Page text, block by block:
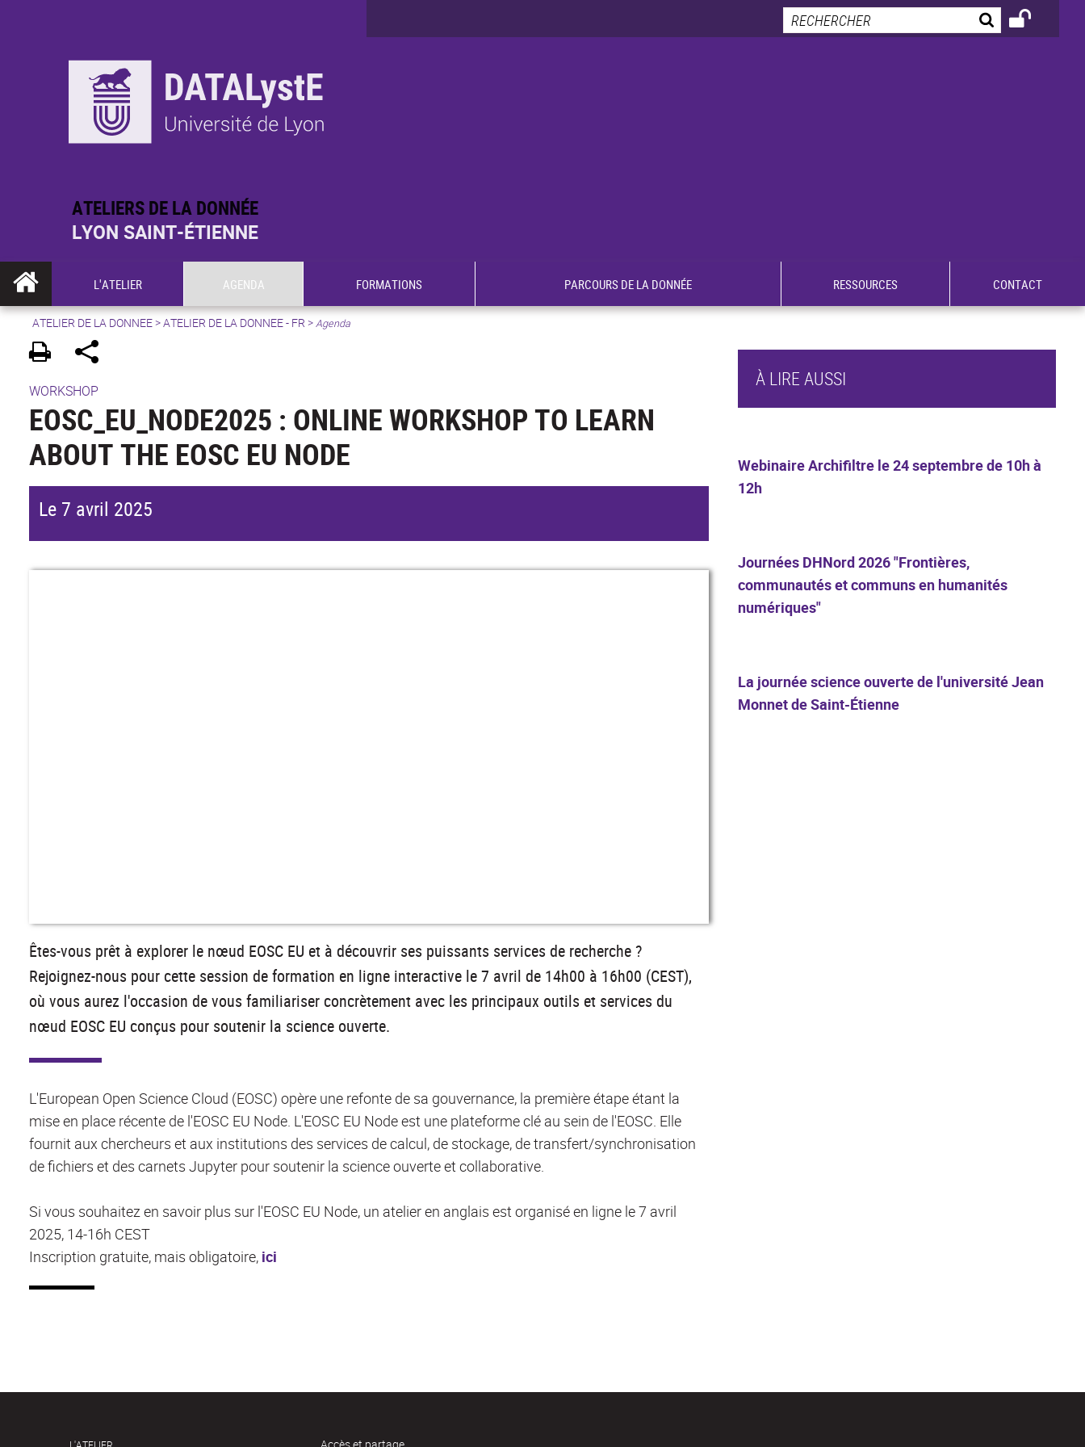
ATELIERS DE LA DONNÉE
LYON SAINT-ÉTIENNE
L'ATELIER AGENDA FORMATIONS PARCOURS DE LA DONNÉE RESSOURCES CONTACT
ATELIER DE LA DONNEE>ATELIER DE LA DONNEE - FR >Agenda
WORKSHOP
EOSC_EU_NODE2025 : ONLINE WORKSHOP TO LEARN
ABOUT THE EOSC EU NODE
Le 7 avril 2025
Êtes-vous prêt à explorer le nœud EOSC EU et à découvrir ses puissants services de recherche ?
Rejoignez-nous pour cette session de formation en ligne interactive le 7 avril de 14h00 à 16h00 (CEST),
où vous aurez l'occasion de vous familiariser concrètement avec les principaux outils et services du
nœud EOSC EU conçus pour soutenir la science ouverte.
L'European Open Science Cloud (EOSC) opère une refonte de sa gouvernance, la première étape étant la
mise en place récente de l'EOSC EU Node. L'EOSC EU Node est une plateforme clé au sein de l'EOSC. Elle
fournit aux chercheurs et aux institutions des services de calcul, de stockage, de transfert/synchronisation
de fichiers et des carnets Jupyter pour soutenir la science ouverte et collaborative.
Si vous souhaitez en savoir plus sur l'EOSC EU Node, un atelier en anglais est organisé en ligne le 7 avril
2025, 14-16h CEST
Inscription gratuite, mais obligatoire, ici
À LIRE AUSSI
Webinaire Archifiltre le 24 septembre de 10h à
12h
Journées DHNord 2026 "Frontières,
communautés et communs en humanités
numériques"
La journée science ouverte de l'université Jean
Monnet de Saint-Étienne
Accès et partage